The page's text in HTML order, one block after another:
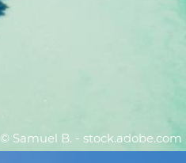
© Samuel B. - stock.adobe.com